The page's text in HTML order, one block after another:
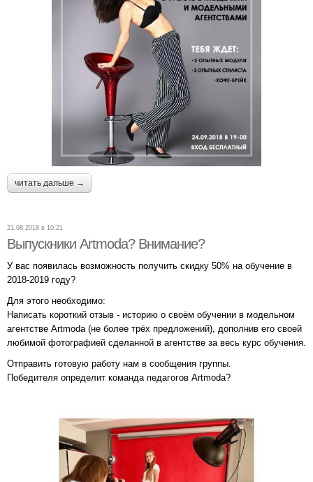
читать дальше →
21.08.2018 в 10:21
Выпускники Artmoda? Внимание?
У вас появилась возможность получить скидку 50% на обучение в
2018-2019 году?
Для этого необходимо:
Написать короткий отзыв - историю о своём обучении в модельном
агентстве Artmoda (не более трёх предложений), дополнив его своей
любимой фотографией сделанной в агентстве за весь курс обучения.
Отправить готовую работу нам в сообщения группы.
Победителя определит команда педагогов Artmoda?